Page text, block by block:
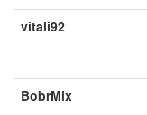
vitali92
BobrMix